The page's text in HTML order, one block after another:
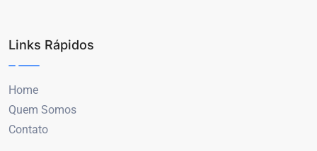
Links Rápidos
Home
Quem Somos
Contato